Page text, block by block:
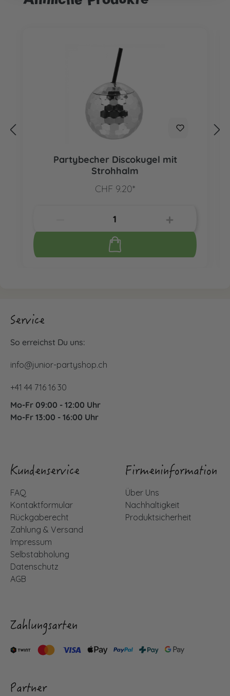
Partybecher Discokugel mit
Strohhalm
CHF 9.20*
Service
So erreichst Du uns:
info@junior-partyshop.ch
+41 44 716 16 30
Mo-Fr 09:00 - 12:00 Uhr
Mo-Fr 13:00 - 16:00 Uhr
Kundenservice
FAQ
Kontaktformular
Rückgaberecht
Zahlung & Versand
Impressum
Selbstabholung
Datenschutz
AGB
Firmeninformation
Über Uns
Nachhaltigkeit
Produktsicherheit
Zahlungsarten
Partner